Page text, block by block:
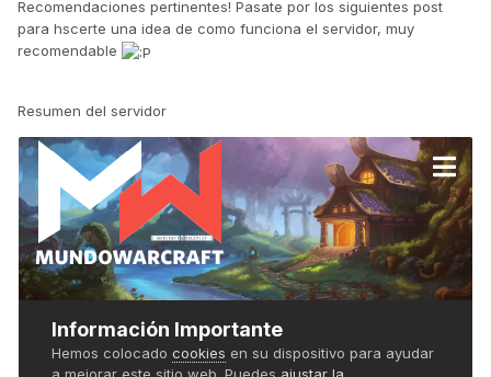
Recomendaciones pertinentes! Pasate por los siguientes post
para hscerte una idea de como funciona el servidor, muy
recomendable
Resumen del servidor